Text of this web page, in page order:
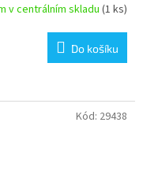
v centrálním skladu(1 ks)
Do košíku
Kód: 29438